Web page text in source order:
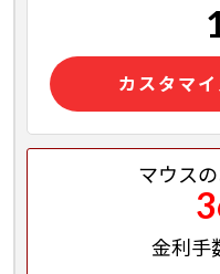
カスタマ
マウス
金利手